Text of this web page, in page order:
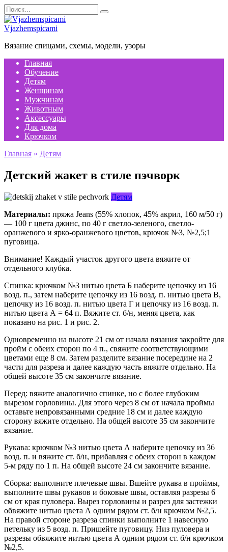
Перейти
к
содержанию
Search
for:
Vjazhemspicami
Вязание спицами, схемы, модели, узоры
Главная
Обучение
Детям
Женщинам
Мужчинам
Животным
Аксессуары
Для дома
Крючком
Главная » Детям
Детский жакет в стиле пэчворк
Детям
Материалы: пряжа Jeans (55% хлопок, 45% акрил, 160 м/50 г)
— 100 г цвета джинс, по 40 г светло-зеленого, светло-
оранжевого и ярко-оранжевого цветов, крючок №3, №2,5;1
пуговица.
Внимание! Каждый участок другого цвета вяжите от
отдельного клубка.
Спинка: крючком №3 нитью цвета Б наберите цепочку из 16
возд. п., затем наберите цепочку из 16 возд. п. нитью цвета В,
цепочку из 16 возд. п. нитью цвета Г и цепочку из 16 возд. п.
нитью цвета А = 64 п. Вяжите ст. б/н, меняя цвета, как
показано на рис. 1 и рис. 2.
Одновременно на высоте 21 см от начала вязания закройте для
пройм с обеих сторон по 4 п., свяжите соответствующими
цветами еще 8 см. Затем разделите вязание посередине на 2
части для разреза и далее каждую часть вяжите отдельно. На
общей высоте 35 см закончите вязание.
Перед: вяжите аналогично спинке, но с более глубоким
вырезом горловины. Для этого через 8 см от начала проймы
оставьте непровязанными средние 18 см и далее каждую
сторону вяжите отдельно. На общей высоте 35 см закончите
вязание.
Рукава: крючком №3 нитью цвета А наберите цепочку из 36
возд. п. и вяжите ст. б/н, прибавляя с обеих сторон в каждом
5-м ряду по 1 п. На общей высоте 24 см закончите вязание.
Сборка: выполните плечевые швы. Вшейте рукава в проймы,
выполните швы рукавов и боковые швы, оставляя разрезы 6
см от края пуловера. Вырез горловины и разрез для застежки
обвяжите нитью цвета А одним рядом ст. б/н крючком №2,5.
На правой стороне разреза спинки выполните 1 навесную
петельку из 5 возд. п. Пришейте пуговицу. Низ пуловера и
разрезы обвяжите нитью цвета А одним рядом ст. б/н крючком
№2,5.